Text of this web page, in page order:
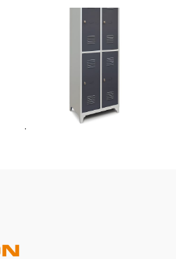
Ιματιοθήκη IM-210/4 θέσεων